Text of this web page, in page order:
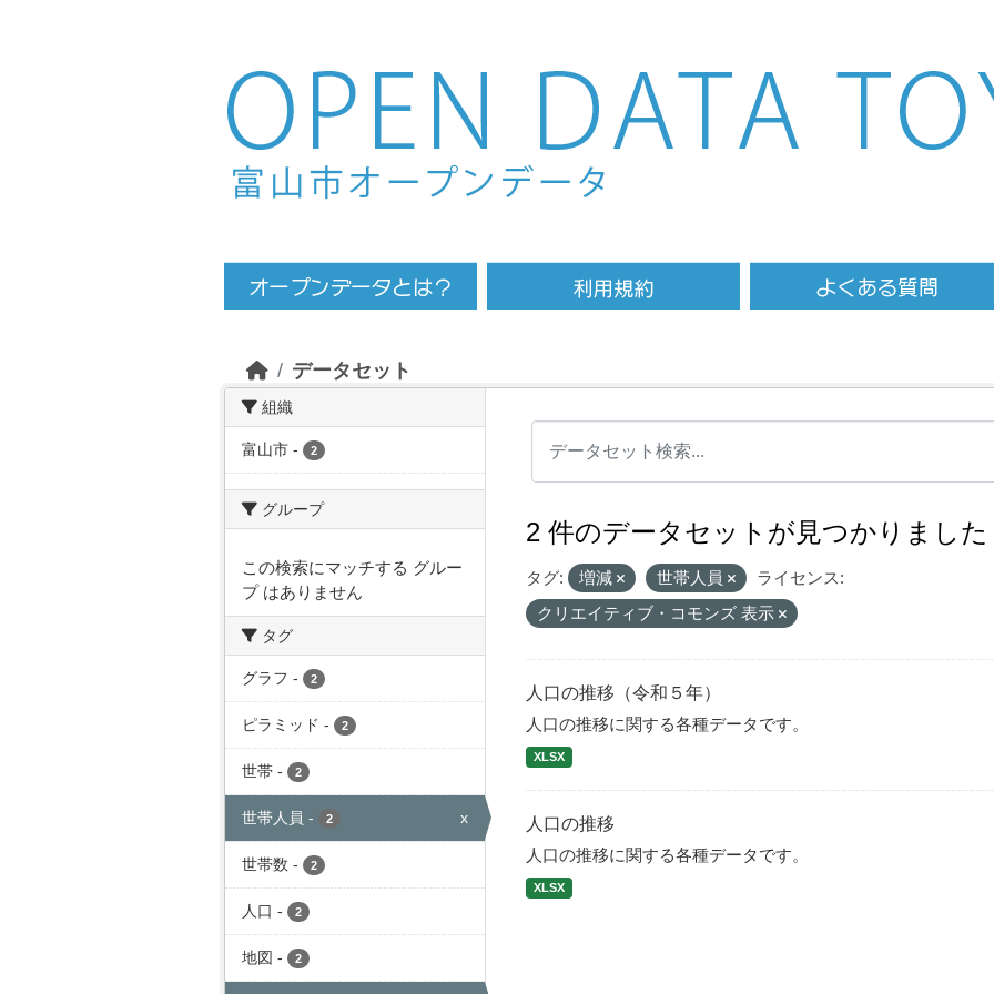
Skip to main content
データセット
組織
富山市 - 2
グループ
この検索にマッチする グルー
プ はありません
タグ
グラフ - 2
ピラミッド - 2
世帯 - 2
世帯人員 - 2 x
世帯数 - 2
人口 - 2
地図 - 2
2 件のデータセットが見つかりました
タグ: 増減 世帯人員
ライセンス:
クリエイティブ・コモンズ 表示
人口の推移（令和５年）
人口の推移に関する各種データです。
XLSX
人口の推移
人口の推移に関する各種データです。
XLSX